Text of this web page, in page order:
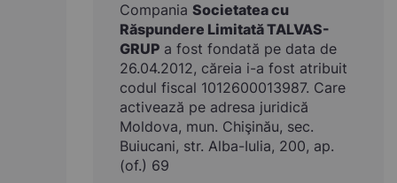
Compania Societatea cu
Răspundere Limitată TALVAS-
GRUP a fost fondată pe data de
26.04.2012, căreia i-a fost atribuit
codul fiscal 1012600013987. Care
activează pe adresa juridică
Moldova, mun. Chişinău, sec.
Buiucani, str. Alba-Iulia, 200, ap.
(of.) 69